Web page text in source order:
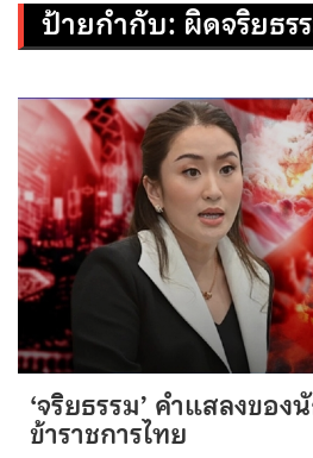
ป้ายกำกับ: ผิดจริยธร
‘จริยธรรม’ คำแสลงของ
ข้าราชการไทย